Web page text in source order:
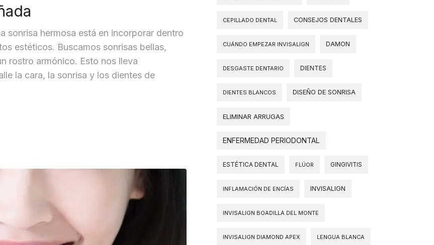
sonrisa hermosa está en incorporar dentro
estéticos. Buscamos sonrisas bellas,
rostro armónico. Esto nos lleva
la cara, la sonrisa y los dientes de
CEPILLADO DENTAL CONSEJOS DENTALES
CUÁNDO EMPEZAR INVISALIGN DAMON
DESGASTE DENTARIO DIENTES
DIENTES BLANCOS DISEÑO DE SONRISA
ELIMINAR ARRUGAS
ENFERMEDAD PERIODONTAL
ESTÉTICA DENTAL FLÚOR GINGIVITIS
INFLAMACIÓN DE ENCÍAS INVISALIGN
INVISALIGN BOADILLA DEL MONTE
INVISALIGN DIAMOND APEX LENGUA BLANCA